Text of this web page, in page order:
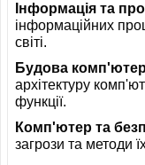
Інформація та
інформаційних
світі.
Будова
архітектуру
функції.
Комп'ютер та
загрози та методи